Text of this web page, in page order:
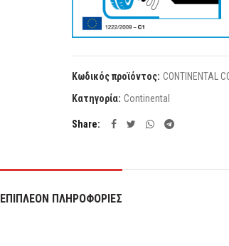
Κωδικός προϊόντος: CONTINENTAL
Κατηγορία: Continental
Share
ΕΠΙΠΛΈΟΝ ΠΛΗΡΟΦΟΡΊΕΣ